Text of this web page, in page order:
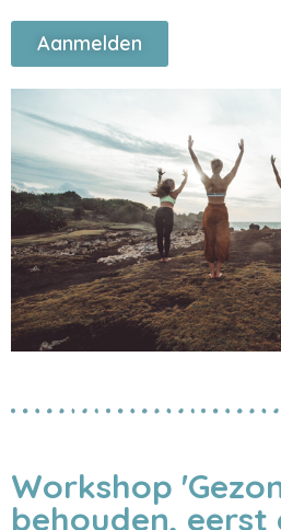
Aanmelden
Workshop
behouden, eerst